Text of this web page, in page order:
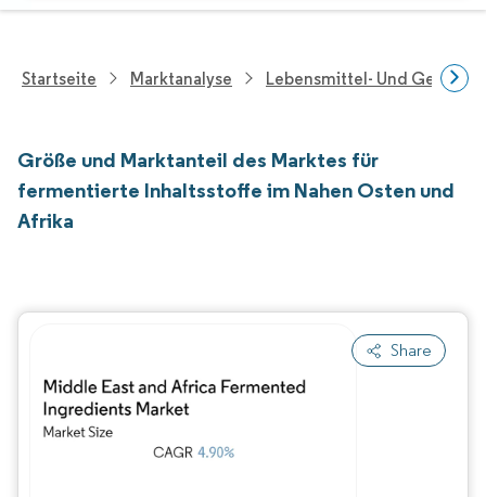
Startseite Marktanalyse Lebensmittel- Und
Größe und Marktanteil des Marktes für
fermentierte Inhaltsstoffe im Nahen Osten und
Afrika
Share